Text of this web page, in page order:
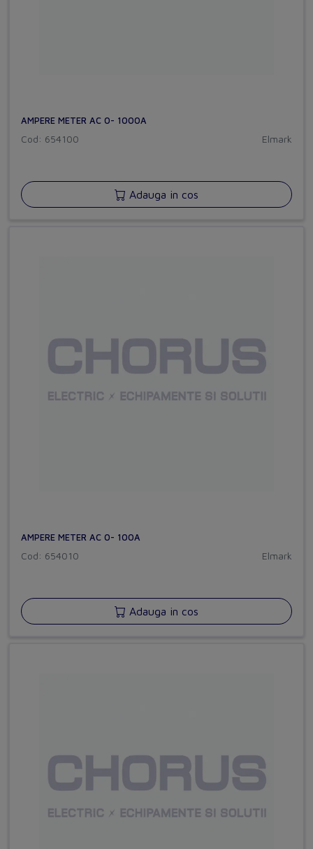
AMPERE METER AC 0- 1000A
Cod: 654100 Elmark
Adauga in cos
AMPERE METER AC 0- 100A
Cod: 654010 Elmark
Adauga in cos